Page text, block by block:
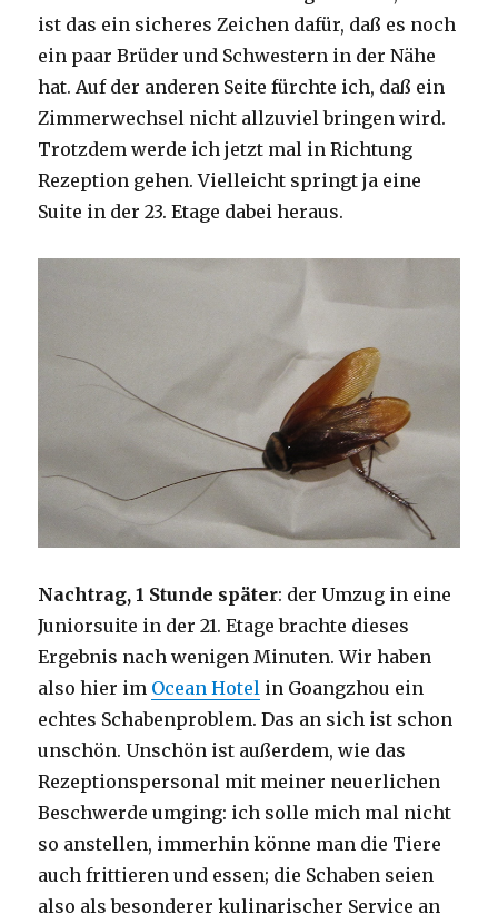
ist das ein sicheres Zeichen dafür, daß es noch
ein paar Brüder und Schwestern in der Nähe
hat. Auf der anderen Seite fürchte ich, daß ein
Zimmerwechsel nicht allzuviel bringen wird.
Trotzdem werde ich jetzt mal in Richtung
Rezeption gehen. Vielleicht springt ja eine
Suite in der 23. Etage dabei heraus.
Nachtrag, 1 Stunde später: der Umzug in eine
Juniorsuite in der 21. Etage brachte dieses
Ergebnis nach wenigen Minuten. Wir haben
also hier im Ocean Hotel in Goangzhou ein
echtes Schabenproblem. Das an sich ist schon
unschön. Unschön ist außerdem, wie das
Rezeptionspersonal mit meiner neuerlichen
Beschwerde umging: ich solle mich mal nicht
so anstellen, immerhin könne man die Tiere
auch frittieren und essen; die Schaben seien
also als besonderer kulinarischer Service an